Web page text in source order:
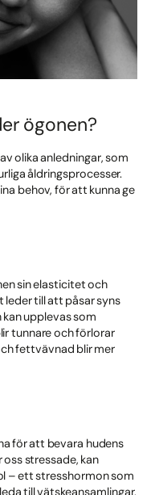
ögonen?
olika anledningar, som
åldringsprocesser.
behov, för att kunna ge
sin elasticitet och
leder till att påsar syns
upplevas som
tunnare och förlorar
fettvävnad blir mer
för att bevara hudens
oss stressade, kan
– ett stresshormon som
till vätskeansamlingar,